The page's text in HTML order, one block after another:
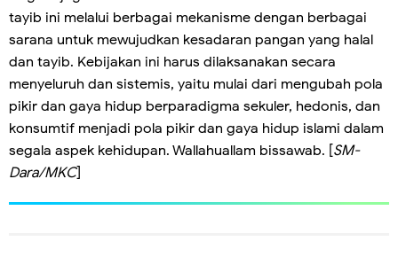
tayib ini melalui berbagai mekanisme dengan berbagai
sarana untuk mewujudkan kesadaran pangan yang halal
dan tayib. Kebijakan ini harus dilaksanakan secara
menyeluruh dan sistemis, yaitu mulai dari mengubah pola
pikir dan gaya hidup berparadigma sekuler, hedonis, dan
konsumtif menjadi pola pikir dan gaya hidup islami dalam
segala aspek kehidupan. Wallahuallam bissawab. [SM-
Dara/MKC]